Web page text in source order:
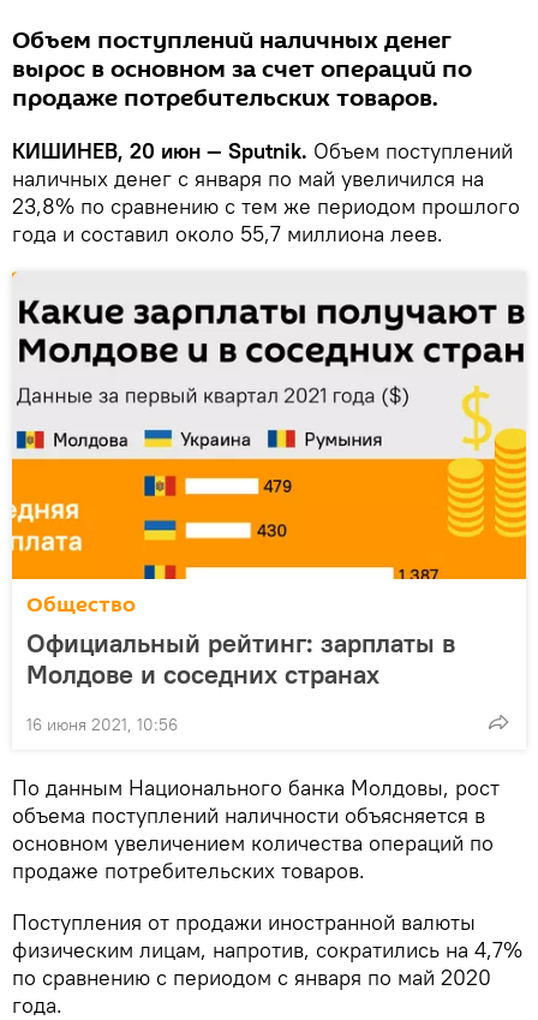
Объем поступлений наличных денег
вырос в основном за счет операций по
продаже потребительских товаров.
КИШИНЕВ, 20 июн — Sputnik. Объем поступлений
наличных денег с января по май увеличился на
23,8% по сравнению с тем же периодом прошлого
года и составил около 55,7 миллиона леев.
Общество
Официальный рейтинг: зарплаты в
Молдове и соседних странах
16 июня 2021, 10:56
По данным Национального банка Молдовы, рост
объема поступлений наличности объясняется в
основном увеличением количества операций по
продаже потребительских товаров.
Поступления от продажи иностранной валюты
физическим лицам, напротив, сократились на 4,7%
по сравнению с периодом с января по май 2020
года.